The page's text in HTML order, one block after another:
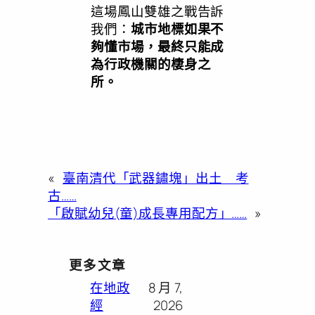
這場鳳山雙雄之戰告訴
我們：城市地標如果不
夠懂市場，最終只能成
為行政機關的棲身之
所。
« 臺南清代「武器鏽塊」出土 考
古……
「啟賦幼兒(童)成長專用配方」…… »
更多文章
在地政
經
8 月 7,
2026